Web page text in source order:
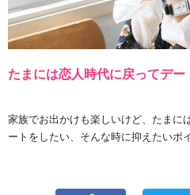
たまには恋人時代に戻ってデー
家族でお出かけも楽しいけど、たまに
ートをしたい、そんな時に抑えたいポ